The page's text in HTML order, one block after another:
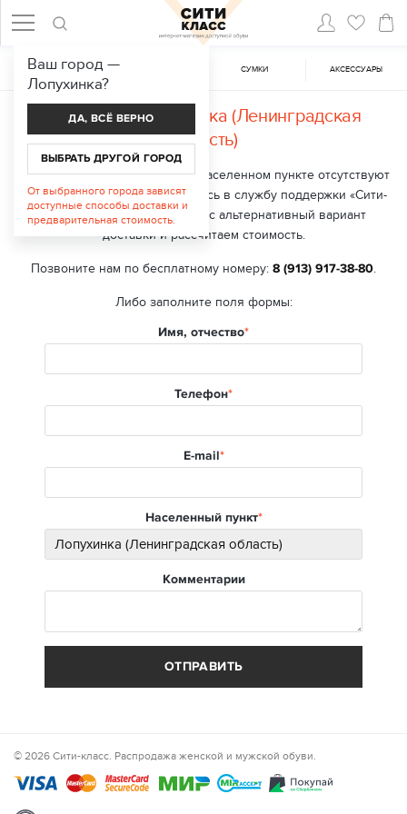
ЖЕНСКАЯ ОБУВЬ CУМКИ АКСЕССУАРЫ
Доставка вЛопухинка (Ленинградская
область)
В настоящий момент в вашем населенном пункте отсутствуют
точки выдачи заказа. Обратитесь в службу поддержки «Сити-
класс», мы подберем для вас альтернативный вариант
доставки и рассчитаем стоимость.
Позвоните нам по бесплатному номеру: 8 (913) 917-38-80.
Либо заполните поля формы:
Имя, отчество
Телефон
E-mail
Населенный пункт
Комментарии
ОТПРАВИТЬ
© 2026 Сити-класс. Распродажа женской и мужской обуви.
Ваш город —
Лопухинка?
ДА, ВСЁ ВЕРНО
ВЫБРАТЬ ДРУГОЙ ГОРОД
От выбранного города зависят
доступные способы доставки и
предварительная стоимость.